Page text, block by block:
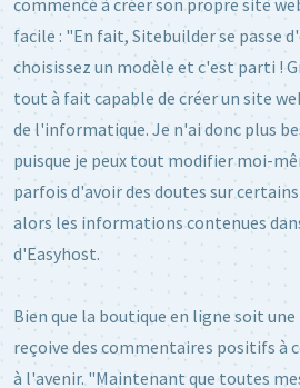
commencé à créer son propre site
facile : "En fait, Sitebuilder se passe
choisissez un modèle et c'est parti !
tout à fait capable de créer un site
de l'informatique. Je n'ai donc plus
puisque je peux tout modifier moi-
parfois d'avoir des doutes sur
alors les informations contenues
d'Easyhost.
Bien que la boutique en ligne soit
reçoive des commentaires positifs à
à l'avenir. "Maintenant que toutes